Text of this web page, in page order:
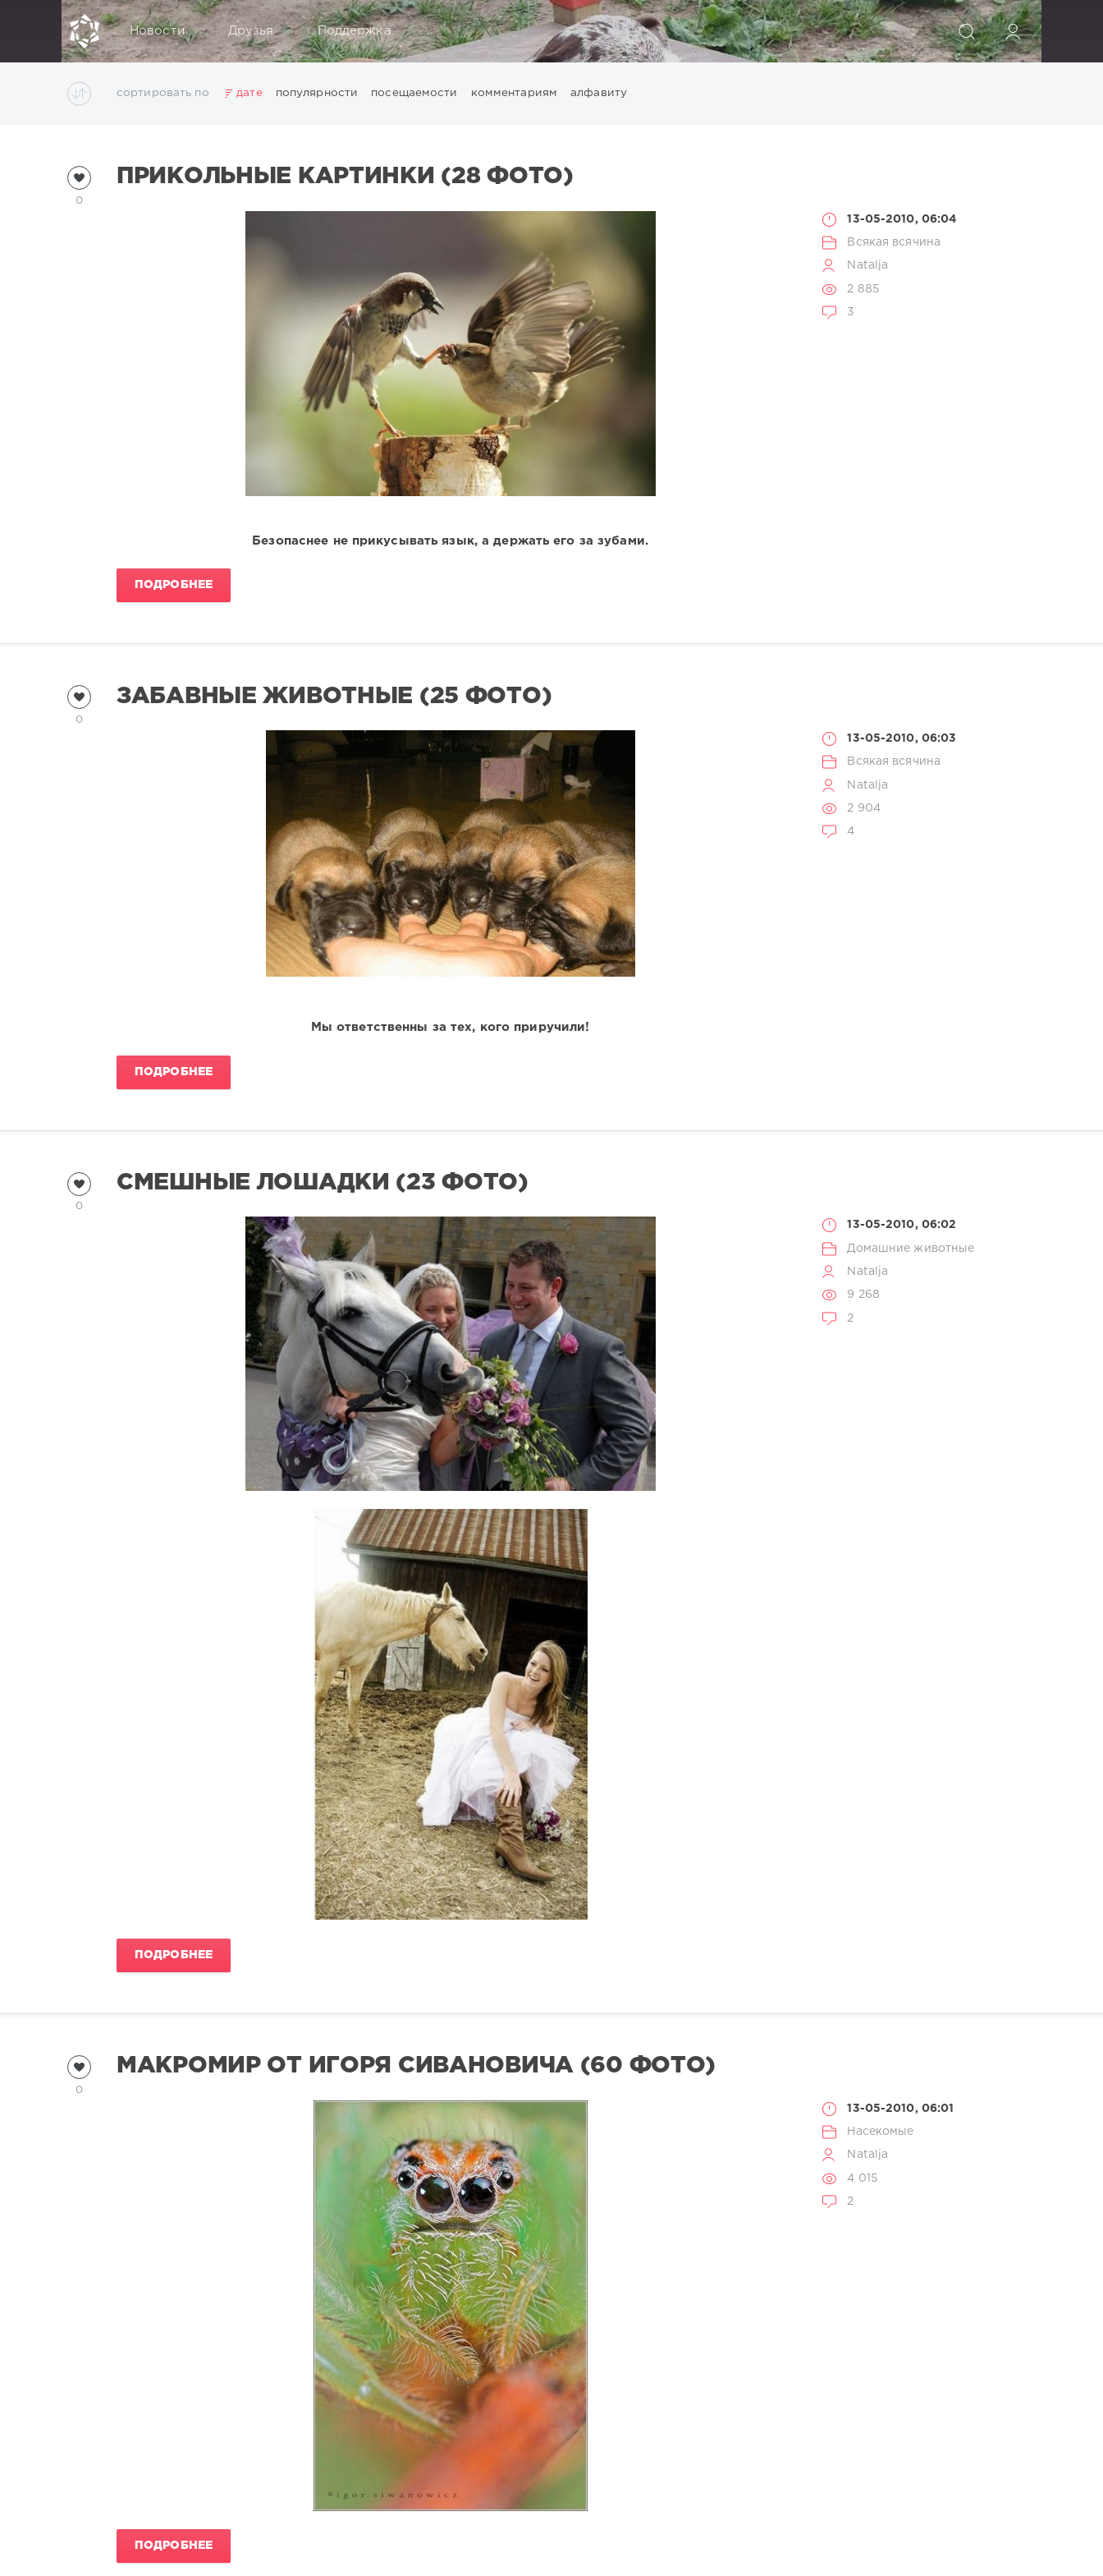
ИСКАТЬ
Новости Друзья Поддержка
сортировать по дате популярности посещаемости комментариям алфавиту
ПРИКОЛЬНЫЕ КАРТИНКИ (28 ФОТО)
13-05-2010, 06:04
Всякая всячина
Natalja
2 885
3
0
Безопаснее не прикусывать язык, а держать его за зубами.
ПОДРОБНЕЕ
ЗАБАВНЫЕ ЖИВОТНЫЕ (25 ФОТО)
13-05-2010, 06:03
Всякая всячина
Natalja
2 904
4
0
Мы ответственны за тех, кого приручили!
ПОДРОБНЕЕ
СМЕШНЫЕ ЛОШАДКИ (23 ФОТО)
13-05-2010, 06:02
Домашние животные
Natalja
9 268
2
0
ПОДРОБНЕЕ
МАКРОМИР ОТ ИГОРЯ СИВАНОВИЧА (60 ФОТО)
13-05-2010, 06:01
Насекомые
Natalja
4 015
2
0
ПОДРОБНЕЕ